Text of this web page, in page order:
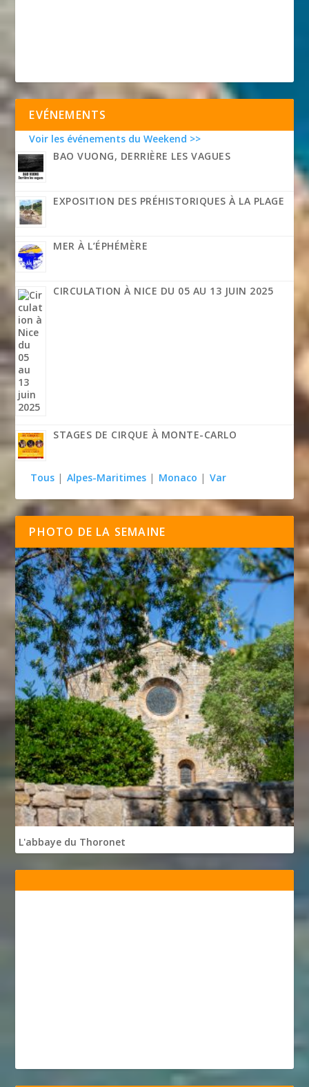
EVÉNEMENTS
Voir les événements du Weekend >>
BAO VUONG, DERRIÈRE LES VAGUES
EXPOSITION DES PRÉHISTORIQUES À LA PLAGE
MER À L’ÉPHÉMÈRE
CIRCULATION À NICE DU 05 AU 13 JUIN 2025
STAGES DE CIRQUE À MONTE-CARLO
Tous | Alpes-Maritimes | Monaco | Var
PHOTO DE LA SEMAINE
L'abbaye du Thoronet